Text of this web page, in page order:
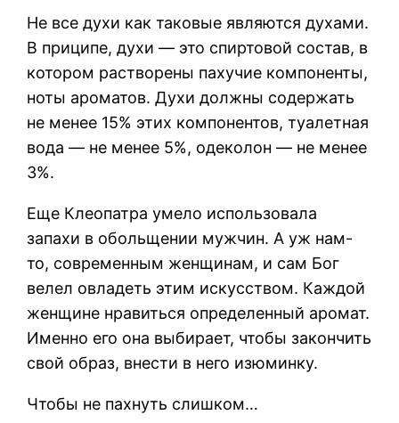
Не все духи как таковые являются духами.
В приципе, духи — это спиртовой состав, в
котором растворены пахучие компоненты,
ноты ароматов. Духи должны содержать
не менее 15% этих компонентов, туалетная
вода — не менее 5%, одеколон — не менее
3%.
Еще Клеопатра умело использовала
запахи в обольщении мужчин. А уж нам-
то, современным женщинам, и сам Бог
велел овладеть этим искусством. Каждой
женщине нравиться определенный аромат.
Именно его она выбирает, чтобы закончить
свой образ, внести в него изюминку.
Чтобы не пахнуть слишком…